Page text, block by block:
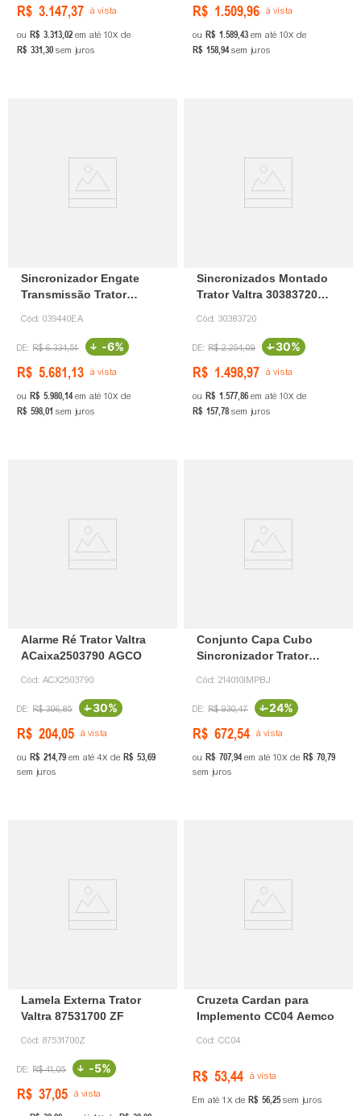
R$ 3.147,37 à vista
ou R$ 331302 em até 10 de
R$ 331 30 sem juros
R$ 1.509,96 à vista
ou R$ 1 58943 em até 10 de
R$ 15894sem juros
Sincronizador Engate
Transmissão Trator
Cód: 039440EA
R$ 6.334,51 -6%
R$ 5.681,13 à vista
ou R$ 598014em até 10 de
R$ 59801 sem juros
Sincronizados Montado
Trator Valtra 30383720
Cód: 30383720
R$ 2.254,09 -30%
R$ 1.498,97 à vista
ou R$ 1 57786 em até 10 de
R$ 15778 sem juros
Alarme Ré Trator Valtra
ACaixa2503790 AGCO
Cód: ACX2503790
R$ 306,85 -30%
R$ 204,05 à vista
ou R$ 214,79 em até4 de R$ 5369
sem juros
Conjunto Capa Cubo
Sincronizador Trator
Cód: 214010IMPBJ
R$ 930,47 -24%
R$ 672,54 à vista
ou R$ 70794em até 10 de R$ 7079
sem juros
Lamela Externa Trator
Valtra 87531700 ZF
Cód: 87531700Z
R$ 41,05 -5%
R$ 37,05 à vista
Cruzeta Cardan para
Implemento CC04 Aemco
Cód: CC04
R$ 53,44 à vista
Em até 1 de R$ 5625 sem juros